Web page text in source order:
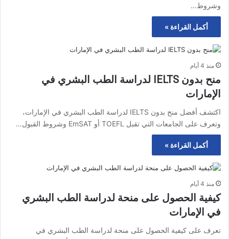
وشروط…
أكمل القراءة »
منذ 4 أيام
منح بدون IELTS لدراسة الطب البشري في
الإمارات
اكتشف أفضل منح بدون IELTS لدراسة الطب البشري في الإمارات،
وتعرف على الجامعات التي تقبل TOEFL أو EmSAT وشروط القبول…
أكمل القراءة »
منذ 4 أيام
كيفية الحصول على منحة لدراسة الطب البشري
في الإمارات
تعرف على كيفية الحصول على منحة لدراسة الطب البشري في